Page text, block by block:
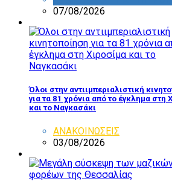
07/08/2026
Όλοι στην αντιιμπεριαλιστική
για τα 81 χρόνια από το έγκλημα στη
και το Ναγκασάκι
ΑΝΑΚΟΙΝΩΣΕΙΣ
03/08/2026